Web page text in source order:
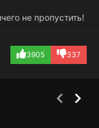
не пропустить!
3905 337